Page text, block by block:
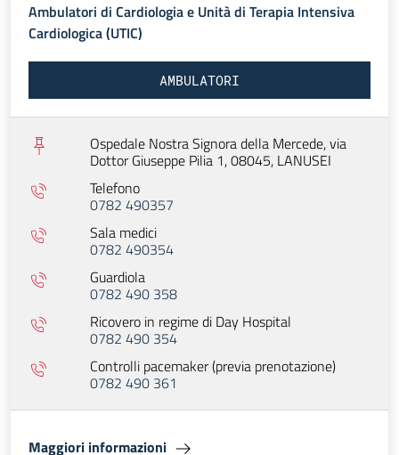
Ambulatori di Cardiologia e Unità di Terapia Intensiva
Cardiologica (UTIC)
AMBULATORI
Ospedale Nostra Signora della Mercede, via
Dottor Giuseppe Pilia 1, 08045, LANUSEI
Telefono
0782 490357
Sala medici
0782 490354
Guardiola
0782 490 358
Ricovero in regime di Day Hospital
0782 490 354
Controlli pacemaker (previa prenotazione)
0782 490 361
Maggiori informazioni